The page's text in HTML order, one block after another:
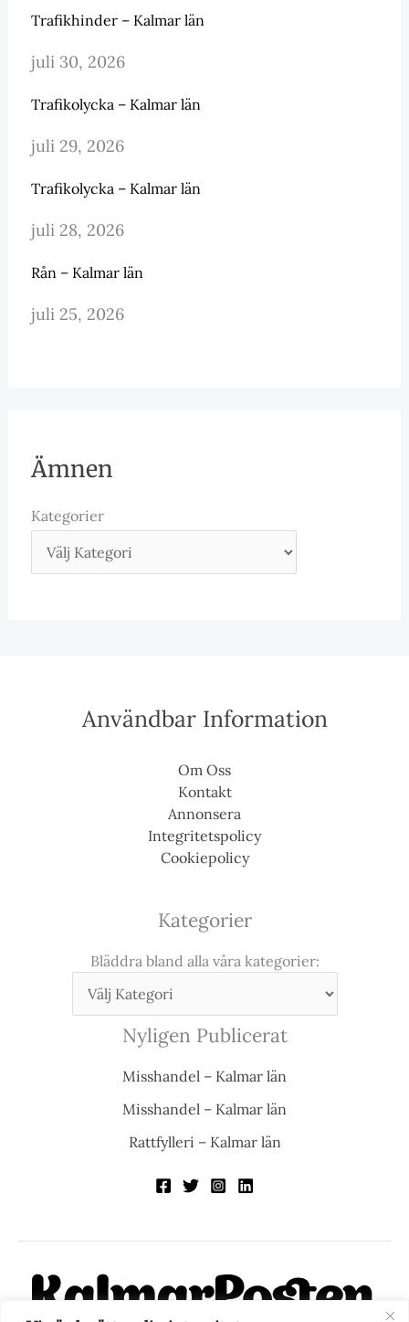
Trafikhinder – Kalmar län
juli 30, 2026
Trafikolycka – Kalmar län
juli 29, 2026
Trafikolycka – Kalmar län
juli 28, 2026
Rån – Kalmar län
juli 25, 2026
Ämnen
Kategorier
Användbar Information
Om Oss
Kontakt
Annonsera
Integritetspolicy
Cookiepolicy
Kategorier
Bläddra bland alla våra kategorier:
Nyligen Publicerat
Misshandel – Kalmar län
Misshandel – Kalmar län
Rattfylleri – Kalmar län